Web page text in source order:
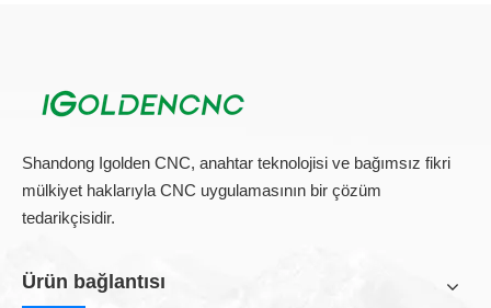
• Huayuan (Çin) (LGK) Plazma Jeneratörü, Profesyonel Plazma
• Stafire (Çin)
• Her türlü metal şekli sürekli kesebilir
• Büyük parçalar, uluslararası standartlara uygun Çin ve
Parametreler
Shandong Igolden CNC, anahtar teknolojisi ve bağımsız fikri
mülkiyet haklarıyla CNC uygulamasının bir çözüm
tedarikçisidir.
Ürün bağlantısı